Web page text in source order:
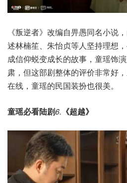
《叛逆者》改编自畀愚同名小说
述林楠笙、朱怡贞等人坚持理想
成信仰蜕变成长的故事，童瑶饰
肃，但这部剧整体的评价非常好
在线，童瑶的民国装扮也很美。
童瑶必看陆剧6. 《超越》